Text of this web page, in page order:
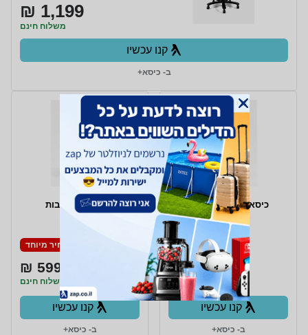
1,199 ₪
משלוח חינם
קנו עכשיו
ב- כיסא+
כיסא מנהלים מפואר
מחיר מיוחד
1,299 ₪
משלוח חינם
קנו עכשיו
ב- כיסא+
כיסא חדר ישיבות
מחיר מיוחד
599 ₪
משלוח חינם
קנו עכשיו
ב- כיסא+